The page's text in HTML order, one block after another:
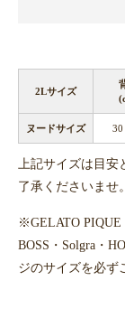
2Lサイズ
ヌードサイズ 30
上記サイズは目
了承くださいませ。
※GELATO PIQUE
BOSS・Solgra・
ジのサイズを必ず